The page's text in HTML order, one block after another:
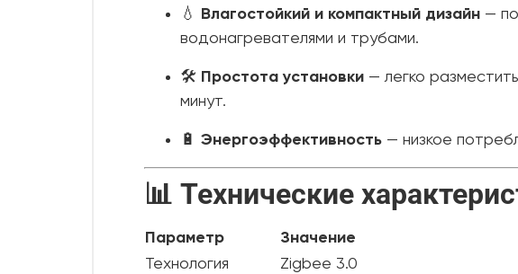
💧 Влагостойкий и компактный дизайн —
водонагревателями и трубами.
🛠 Простота установки — легко
минут.
🔋 Энергоэффективность — низкое
📊 Технические
Параметр
Значение
Технология
Zigbee 3.0